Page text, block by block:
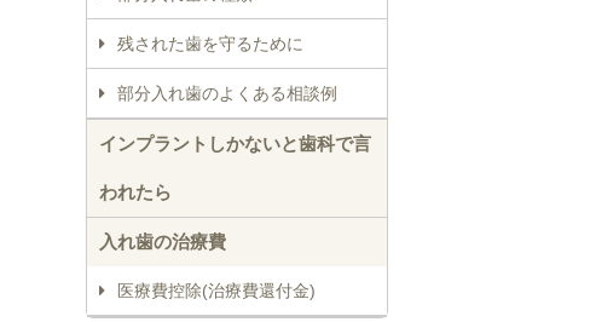
残された歯を守るために
部分入れ歯のよくある相談例
インプラントしかないと歯科で言
われたら
入れ歯の治療費
医療費控除(治療費還付金)